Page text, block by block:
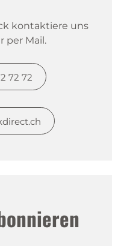
kontaktiere uns
per Mail.
72 72